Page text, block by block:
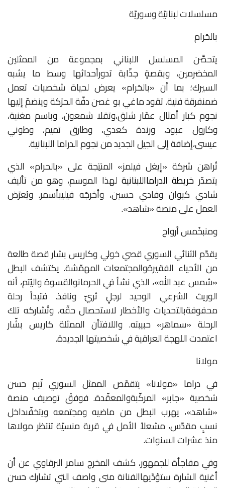
مسلسلات لبنانيّة وسوريّة
بالحَرام
يتحصَّن
المسلسل اللبناني بمجموعة من
الممثلين
المخضرمين، وبقصةٍ جذّابة تدورأحداثها وسط ما يشبه
السيرك؛ بما أن «بالحَرام» يعرض لحياة شخصيات تعمل
ضمنفرقةفنية.تقودماغيبو غصندفّةالحرَكةوينضمّإليها
نجوم كبار أمثال عمّار شلق،وتقلا شمعون، وباسم مغنية،
وكارول
عبود، ورندة كعدي، وطارق تميم، وطوني
عيسى،إضافةإلىالجيلالجديدمننجومالدرامااللبنانية.
تُراهن شركة«إيغل فيلمز» المنتِجة على «بالحرام» الذي
يتصدّر خريطة الدرامااللبنانية لهذا الموسم، وهو من تأليف
شادي كيوان وفادي حسين، وأخرجَه فيليبأسمر. ويُعرَض
العملعلىمنصة«شاهد».
ومنبخَمس أرواح
يقدّمالثنائيالسوريقصيخوليوكاريسبشارقصةطالعة
من الأحياء الفقيرةوالمجتمعات المهمّشة. يكتشف البطل
«شمس عبدالله»، الذينشأفيالحرمانوالقسوةواليُتم،أنه
الوريث الشرعي الوحيد لرجلٍ ثريّ ونافذ. فتبدأ رحلة
محفوفةبالتحديات والأخطار لاستحصال حقّه، وتُشاركه تلك
الرحلة«سماهر»حبيبته. واللافتأن الممثلة كاريس بشّار
اعتمدتاللهجةالعراقيةفيشخصيتهاالجديدة.
مولانا
في دراما «مولانا» يتقمّص الممثل السوري تَيم حسن
شخصية«جابر» المركّبةوالمعقّدة.فوفقَ توصيف منصة
«شاهد»، يهرب البطل من ماضيه ومجتمعه ويتخفّىداخل
نسبٍ مقدّس، مشعلاً الأمل في قرية منسيّة تنتظر مولاها
منذعشراتالسنوات.
وفيمفاجأةللجمهور، كشف المخرج سامر البرقاوي عنأن
أغنية الشارة ستؤدّيهاالفنانةمنى واصف التي تشاركحسن